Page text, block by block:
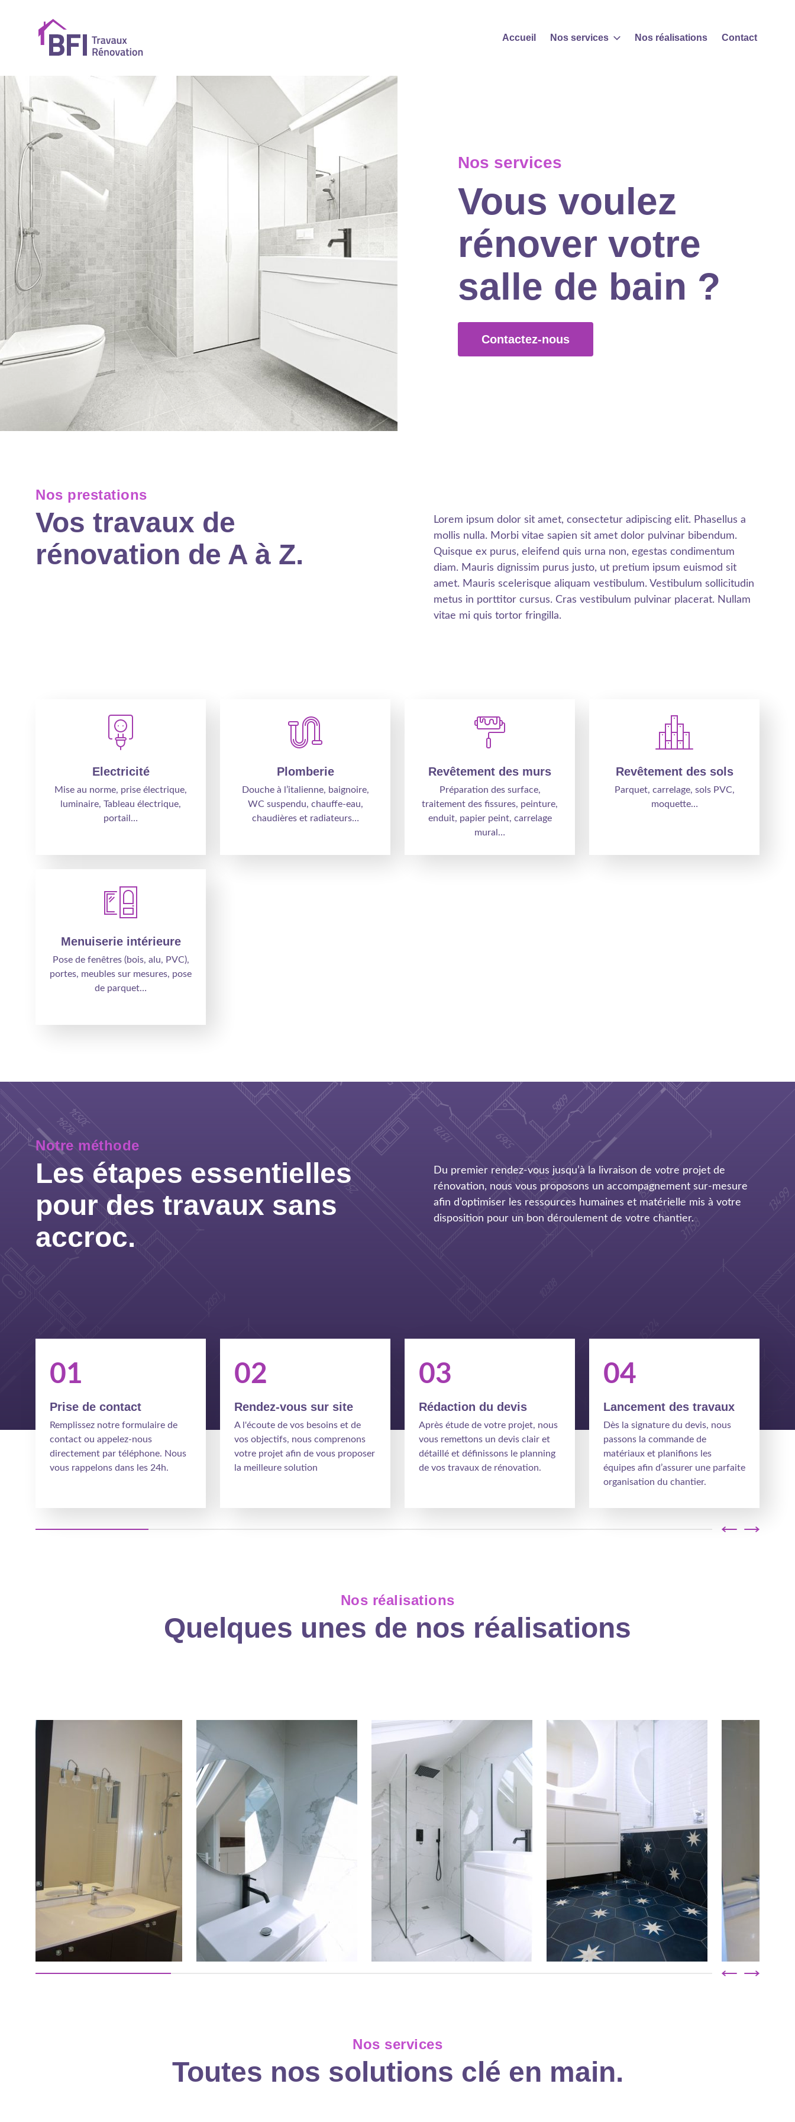
Accueil Nos services Nos réalisations Contact
Nos services
Vous voulez
rénover votre
salle de bain ?
Contactez-nous
Nos prestations
Vos travaux de
rénovation de A à Z.
Lorem ipsum dolor sit amet, consectetur adipiscing elit. Phasellus a
mollis nulla. Morbi vitae sapien sit amet dolor pulvinar bibendum.
Quisque ex purus, eleifend quis urna non, egestas condimentum
diam. Mauris dignissim purus justo, ut pretium ipsum euismod sit
amet. Mauris scelerisque aliquam vestibulum. Vestibulum sollicitudin
metus in porttitor cursus. Cras vestibulum pulvinar placerat. Nullam
vitae mi quis tortor fringilla.
Electricité
Mise au norme, prise électrique,
luminaire, Tableau électrique,
portail…
Plomberie
Douche à l’italienne, baignoire,
WC suspendu, chauffe-eau,
chaudières et radiateurs…
Revêtement des murs
Préparation des surface,
traitement des fissures, peinture,
enduit, papier peint, carrelage
mural…
Revêtement des sols
Parquet, carrelage, sols PVC,
moquette…
Menuiserie intérieure
Pose de fenêtres (bois, alu, PVC),
portes, meubles sur mesures, pose
de parquet…
Notre méthode
Les étapes essentielles
pour des travaux sans
accroc.
Du premier rendez-vous jusqu’à la livraison de votre projet de
rénovation, nous vous proposons un accompagnement sur-mesure
afin d’optimiser les ressources humaines et matérielle mis à votre
disposition pour un bon déroulement de votre chantier.
01
Prise de contact
Remplissez notre formulaire de
contact ou appelez-nous
directement par téléphone. Nous
vous rappelons dans les 24h.
02
Rendez-vous sur site
A l'écoute de vos besoins et de
vos objectifs, nous comprenons
votre projet afin de vous proposer
la meilleure solution
03
Rédaction du devis
Après étude de votre projet, nous
vous remettons un devis clair et
détaillé et définissons le planning
de vos travaux de rénovation.
04
Lancement des travaux
Dès la signature du devis, nous
passons la commande de
matériaux et planifions les
équipes afin d’assurer une parfaite
organisation du chantier.
Nos réalisations
Quelques unes de nos réalisations
Nos services
Toutes nos solutions clé en main.